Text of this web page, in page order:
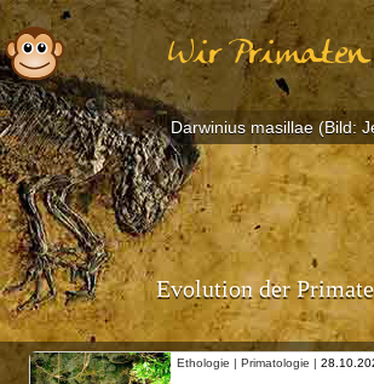
Wir Primaten
Evolution der
Ethologie | Primatologie |
Darwinius masillae (Bild: